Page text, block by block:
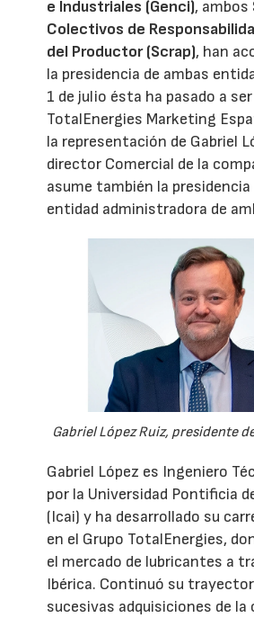
e Industriales (Genci), ambos
Colectivos de
del Productor (Scrap), han
la presidencia de ambas
1 de julio ésta ha pasado a
TotalEnergies Marketing
la representación de Gabriel
director Comercial de la
asume también la presidencia
entidad administradora de
Gabriel López Ruiz, presidente
Gabriel López es Ingeniero
por la Universidad Pontificia
(Icai) y ha desarrollado su
en el Grupo TotalEnergies,
el mercado de lubricantes a
Ibérica. Continuó su
sucesivas adquisiciones de la